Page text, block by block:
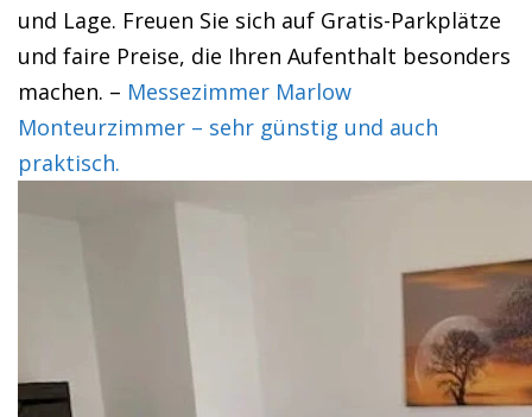
und Lage. Freuen Sie sich auf Gratis-Parkplätze
und faire Preise, die Ihren Aufenthalt besonders
machen. – Messezimmer Marlow
Monteurzimmer – sehr günstig und auch
praktisch.